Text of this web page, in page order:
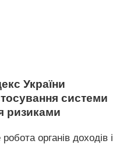
України
системи
ризиками
органів доходів і